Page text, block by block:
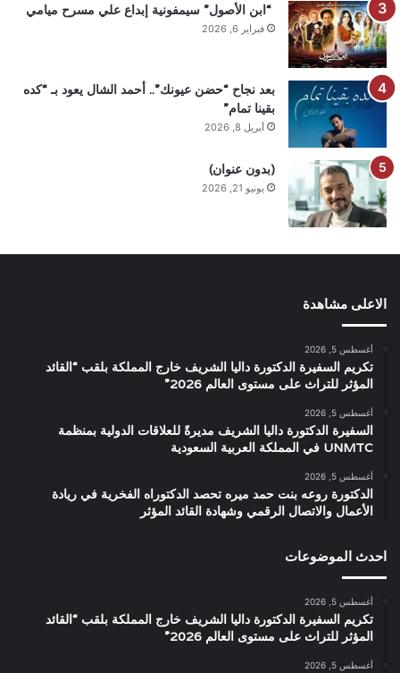
“ابن الأصول” سيمفونية إبداع علي مسرح ميامي
فبراير 6, 2026
بعد نجاح “حضن عيونك”.. أحمد الشال يعود بـ “كده
بقينا تمام”
أبريل 8, 2026
(بدون عنوان)
يونيو 21, 2026
الاعلى مشاهدة
أغسطس 5, 2026
تكريم السفيرة الدكتورة داليا الشريف خارج المملكة بلقب “القائد
المؤثر للتراث على مستوى العالم 2026”
أغسطس 5, 2026
السفيرة الدكتورة داليا الشريف مديرةً للعلاقات الدولية بمنظمة
UNMTC في المملكة العربية السعودية
أغسطس 5, 2026
الدكتورة روعه بنت حمد ميره تحصد الدكتوراه الفخرية في ريادة
الأعمال والاتصال الرقمي وشهادة القائد المؤثر
احدث الموضوعات
أغسطس 5, 2026
تكريم السفيرة الدكتورة داليا الشريف خارج المملكة بلقب “القائد
المؤثر للتراث على مستوى العالم 2026”
أغسطس 5, 2026